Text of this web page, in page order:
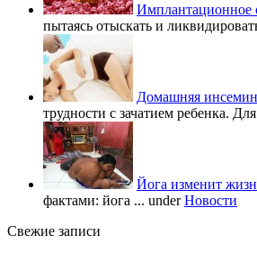
Имплантационное
пытаясь отыскать и
Домашняя
трудности с зачатием ребенка.
Йога изменит
фактами: йога ... underНовости
Свежие записи